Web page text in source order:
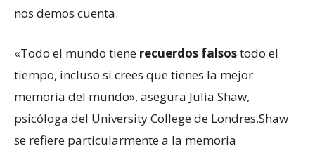
nos demos cuenta.
«Todo el mundo tiene recuerdos falsostodo el
tiempo, incluso si crees que tienes la mejor
memoria del mundo», asegura Julia Shaw,
psicóloga del University College de Londres.Shaw
se refiere particularmente a la memoria